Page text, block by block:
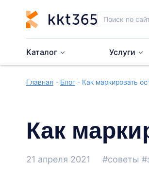
Каталог Услуги
Главная - Блог - Как маркировать
Как
21 апреля 2021 #советы